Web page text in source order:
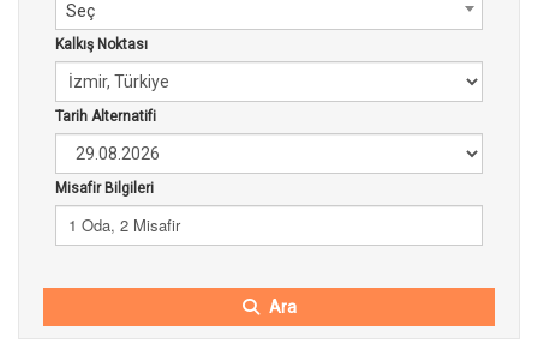
Seç
Kalkış Noktası
Tarih Alternatifi
Misafir Bilgileri
1 Oda, 2 Misafir
Ara